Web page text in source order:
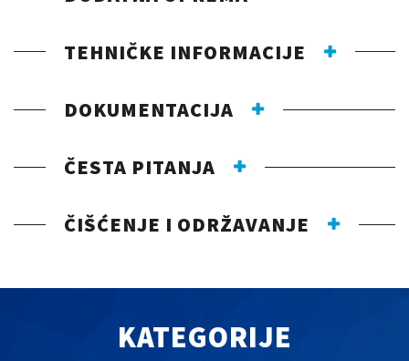
TEHNIČKE INFORMACIJE
DOKUMENTACIJA
ČESTA PITANJA
ČIŠĆENJE I ODRŽAVANJE
KATEGORIJE